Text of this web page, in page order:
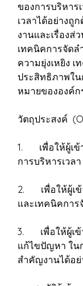
ของการบริหาร
เวลาได้อย่างถู
งานและเรื่องส่
เทคนิคการจัด
ความยุ่งเหยิง เ
ประสิทธิภาพใน
หมายขององค์ก
วัตถุประสงค์
1. เพื่อให้ผู้เข้
การบริหารเวล
2. เพื่อให้ผู้เข้
และเทคนิคกา
3. เพื่อให้ผู้เข้
แก้ไขปัญหา ใน
สำคัญงานได้อย่